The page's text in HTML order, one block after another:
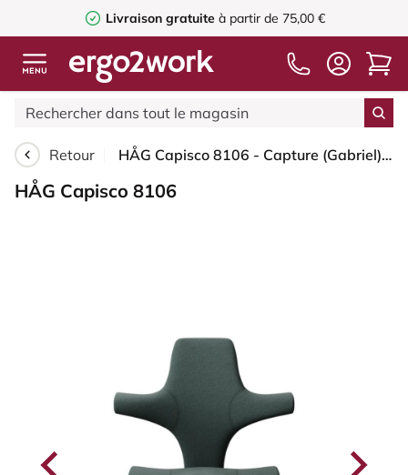
Livraison gratuite à partir de 75,00 €
Retour HÅG Capisco 8106 - Capture (Gabriel) - Laine / Polyamide - CPT6601 - Blue - Moss Grey - 265 mm (hauteur d’assise 53–79 cm) - Patins
HÅG Capisco 8106